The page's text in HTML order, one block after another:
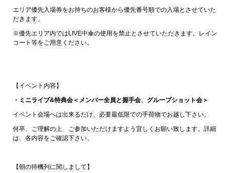
エリア優先入場券をお持ちのお客様から優先番号順での入場とさせていた
だきます。
※優先エリア内ではLIVE中傘の使用を禁止とさせていただきます。レイン
コート等をご用意ください。
【イベント内容】
・ミニライブ&特典会＜メンバー全員と握手会、グループショット会＞
イベント会場へは出来るだけ、必要最低限での手荷物でお越し下さい。
何卒、ご理解の上、ご参加いただけますよう宜しくお願い致します。詳細
は、各内容をご確認下さい。
【朝の待機列に関しまして】